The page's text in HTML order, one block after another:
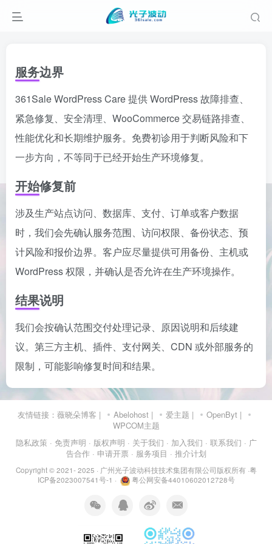
服务边界
361Sale WordPress Care 提供 WordPress 故障排查、
紧急修复、安全清理、WooCommerce 交易链路排查、
性能优化和长期维护服务。免费初诊用于判断风险和下
一步方向，不等同于已经开始生产环境修复。
开始修复前
涉及生产站点访问、数据库、支付、订单或客户数据
时，我们会先确认服务范围、访问权限、备份状态、预
计风险和报价边界。客户应尽量提供可用备份、主机或
WordPress 权限，并确认是否允许在生产环境操作。
结果说明
我们会按确认范围交付处理记录、原因说明和后续建
议。第三方主机、插件、支付网关、CDN 或外部服务的
限制，可能影响修复时间和结果。
友情链接： 薇晓朵博客 | Abelohost | 爱主题 | OpenByt |
WPCOM主题
隐私政策 · 免责声明 · 版权声明 · 关于我们 · 加入我们 · 联系我们 · 广
告合作 · 申请开票 · 服务项目 · 推介计划
Copyright © 2021- 2025 · 广州光子波动科技技术集团有限公司版权所有·粤
ICP备2023007541号-1 · 粤公网安备44010602012728号